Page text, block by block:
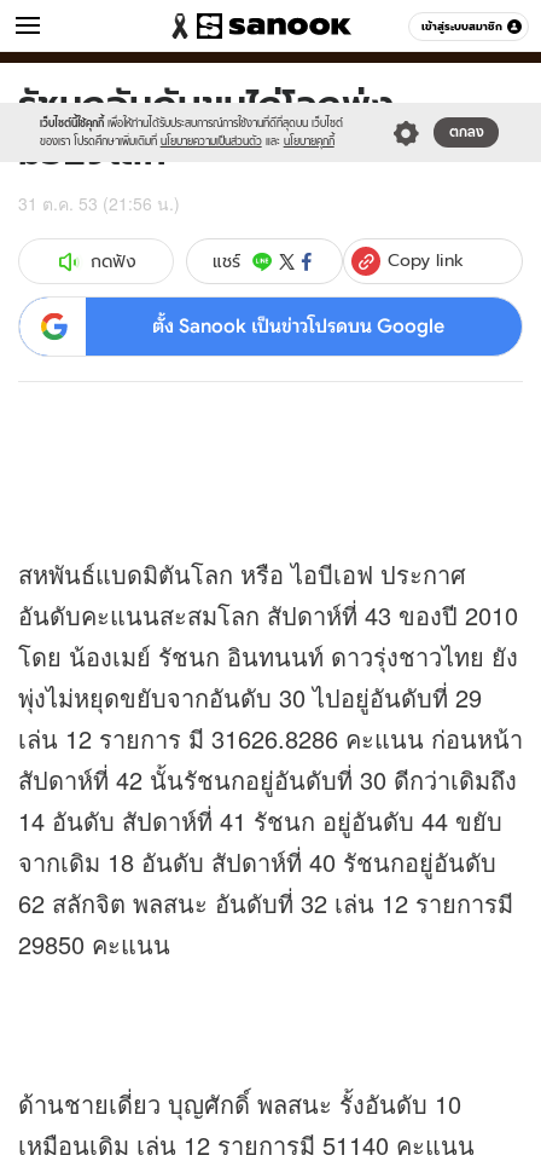
เข้าสู่ระบบสมาชิก
ข่าว หมวดอื่นๆ
เว็บไซต์นี้ใช้คุกกี้ เพื่อให้ท่านได้รับประสบการณ์การใช้งานที่ดีที่สุดบน เว็บไซต์
ของเรา โปรดศึกษาเพิ่มเติมที่ นโยบายความเป็นส่วนตัว และ นโยบายคุกกี้
ตกลง
Sanook
//s.isanook.com/sr/0/images/logo-
new-
sanook.png
600
60
รัชนกอันดับขนไก่โลกพุ่ง
มือ29โลก
31 ต.ค. 53 (21:56 น.)
กดฟัง แชร์ Copy link
ตั้ง Sanook เป็นข่าวโปรดบน Google
สหพันธ์แบดมิตันโลก หรือ ไอบีเอฟ ประกาศ
อันดับคะแนนสะสมโลก สัปดาห์ที่ 43 ของปี 2010
โดย น้องเมย์ รัชนก อินทนนท์ ดาวรุ่งชาวไทย ยัง
พุ่งไม่หยุดขยับจากอันดับ 30 ไปอยู่อันดับที่ 29
เล่น 12 รายการ มี 31626.8286 คะแนน ก่อนหน้า
สัปดาห์ที่ 42 นั้นรัชนกอยู่อันดับที่ 30 ดีกว่าเดิมถึง
14 อันดับ สัปดาห์ที่ 41 รัชนก อยู่อันดับ 44 ขยับ
จากเดิม 18 อันดับ สัปดาห์ที่ 40 รัชนกอยู่อันดับ
62 สลักจิต พลสนะ อันดับที่ 32 เล่น 12 รายการมี
29850 คะแนน
ด้านชายเดี่ยว บุญศักดิ์ พลสนะ รั้งอันดับ 10
เหมือนเดิม เล่น 12 รายการมี 51140 คะแนน